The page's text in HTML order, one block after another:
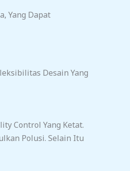
Yang Dapat
Desain Yang
Control Yang Ketat.
Polusi. Selain Itu